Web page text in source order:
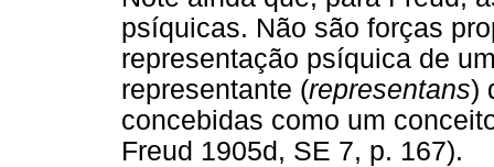
psíquicas. Não são forças
representação psíquica de
representante (representans)
concebidas como um
Freud 1905d, SE 7, p. 167).